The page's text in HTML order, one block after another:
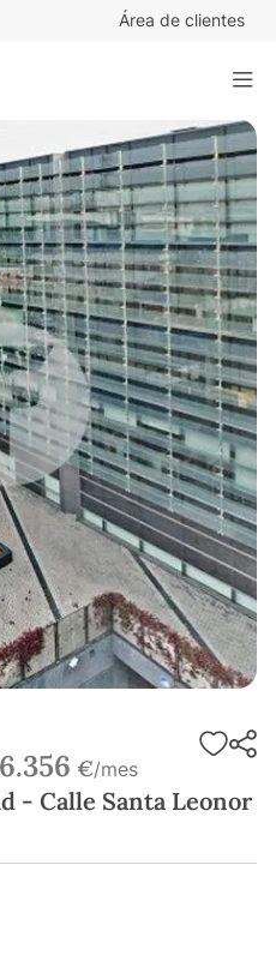
Área de clientes
- Calle Santa Leonor - MADBIT
€/mes
- Calle Santa Leonor